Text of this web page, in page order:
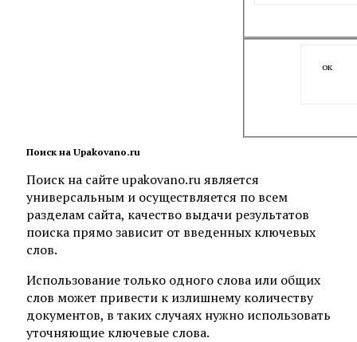
ок
Поиск на Upakovano.ru
Поиск на сайте upakovano.ru является
универсальным и осуществляется по всем
разделам сайта, качество выдачи результатов
поиска прямо зависит от введенных ключевых
слов.
Использование только одного слова или общих
слов может привести к излишнему количеству
документов, в таких случаях нужно использовать
уточняющие ключевые слова.